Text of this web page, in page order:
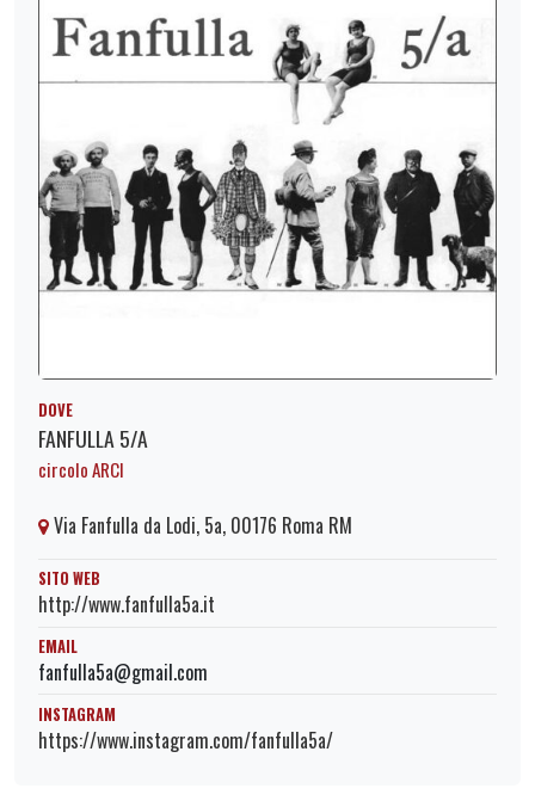
DOVE
FANFULLA 5/A
circolo ARCI
Via Fanfulla da Lodi, 5a, 00176 Roma RM
SITO WEB
http://www.fanfulla5a.it
EMAIL
fanfulla5a@gmail.com
INSTAGRAM
https://www.instagram.com/fanfulla5a/